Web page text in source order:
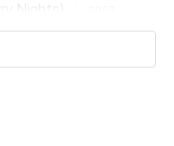
Nights)